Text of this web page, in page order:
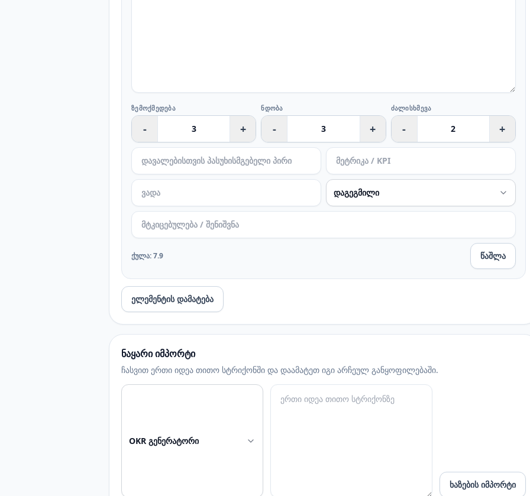
ᲖᲔᲛᲝᲥᲛᲔᲓᲔᲑᲐ
- +
ᲜᲓᲝᲑᲐ
- +
ᲫᲐᲚᲘᲡᲮᲛᲔᲕᲐ
- +
ქულა:7.9 წაშლა
ელემენტის დამატება
ნაყარი იმპორტი
ჩასვით ერთი იდეა თითო სტრიქონში და დაამატეთ იგი არჩეულ განყოფილებაში.
ხაზების იმპორტი